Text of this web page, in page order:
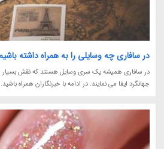
در سافاری چه وسایلی را به همراه داشته
در سافاری همیشه یک سری وسایل هستند که نقش بسیار
جهانگرد ایفا می نمایند. در ادامه با خبرنگاران همراه باشید.